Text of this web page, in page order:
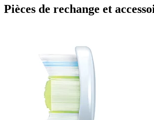
Pièces de rechange et